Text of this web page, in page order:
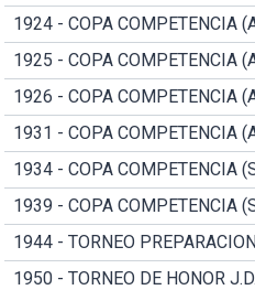
1924 - COPA COMPETENCIA
1925 - COPA COMPETENCIA
1926 - COPA COMPETENCIA
1931 - COPA COMPETENCIA
1934 - COPA COMPETENCIA
1939 - COPA COMPETENCIA
1944 - TORNEO
1950 - TORNEO DE HONOR